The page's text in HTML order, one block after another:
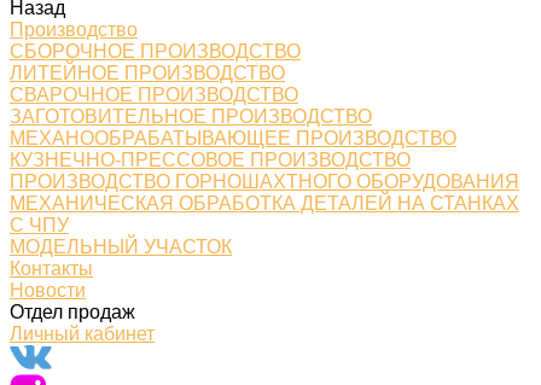
Назад
Производство
СБОРОЧНОЕ ПРОИЗВОДСТВО
ЛИТЕЙНОЕ ПРОИЗВОДСТВО
СВАРОЧНОЕ ПРОИЗВОДСТВО
ЗАГОТОВИТЕЛЬНОЕ ПРОИЗВОДСТВО
МЕХАНООБРАБАТЫВАЮЩЕЕ ПРОИЗВОДСТВО
КУЗНЕЧНО-ПРЕССОВОЕ ПРОИЗВОДСТВО
ПРОИЗВОДСТВО ГОРНОШАХТНОГО ОБОРУДОВАНИЯ
МЕХАНИЧЕСКАЯ ОБРАБОТКА ДЕТАЛЕЙ НА СТАНКАХ
С ЧПУ
МОДЕЛЬНЫЙ УЧАСТОК
Контакты
Новости
Отдел продаж
Личный кабинет